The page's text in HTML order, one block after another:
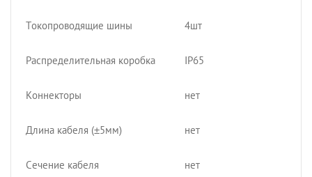
Токопроводящие шины 4шт
Распределительная коробка IP65
Коннекторы нет
Длина кабеля (±5мм) нет
Сечение кабеля нет